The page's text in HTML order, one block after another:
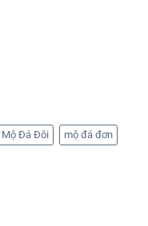
Mộ Đá Đôi mộ đá đơn